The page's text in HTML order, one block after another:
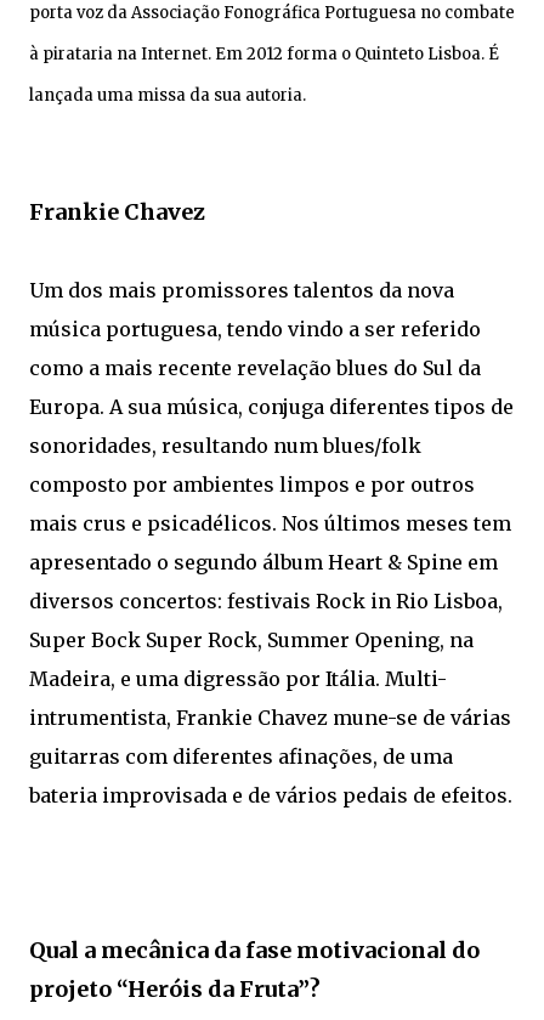
porta voz da Associação Fonográfica Portuguesa no combate
à pirataria na Internet. Em 2012 forma o Quinteto Lisboa. É
lançada uma missa da sua autoria.
Frankie Chavez
Um dos mais promissores talentos da nova
música portuguesa, tendo vindo a ser referido
como a mais recente revelação blues do Sul da
Europa. A sua música, conjuga diferentes tipos de
sonoridades, resultando num blues/folk
composto por ambientes limpos e por outros
mais crus e psicadélicos. Nos últimos meses tem
apresentado o segundo álbum Heart & Spine em
diversos concertos: festivais Rock in Rio Lisboa,
Super Bock Super Rock, Summer Opening, na
Madeira, e uma digressão por Itália. Multi-
intrumentista, Frankie Chavez mune-se de várias
guitarras com diferentes afinações, de uma
bateria improvisada e de vários pedais de efeitos.
Qual a mecânica da fase motivacional do
projeto “Heróis da Fruta”?